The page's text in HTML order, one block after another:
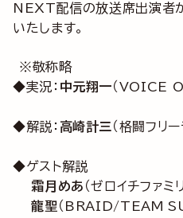
NEXT配信の放送席出演者
いたします。
※敬称略
◆実況： 中元翔一（VOICE
◆解説： 高崎計三 （格闘フリー
◆ゲスト解説
霜月めあ （ゼロイチファミ
龍聖（BRAID/TEAM